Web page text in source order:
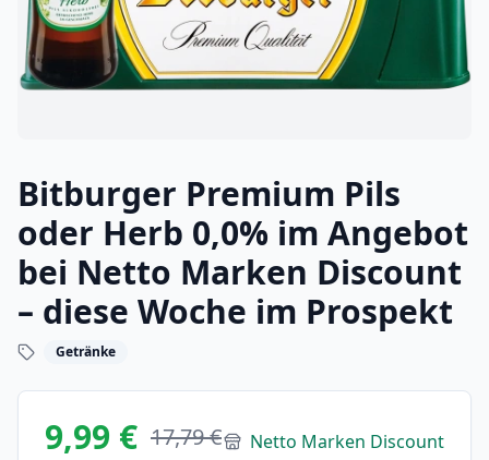
Bitburger Premium Pils
oder Herb 0,0% im Angebot
bei Netto Marken Discount
– diese Woche im Prospekt
Getränke
9,99 € 17,79 € Netto Marken Discount